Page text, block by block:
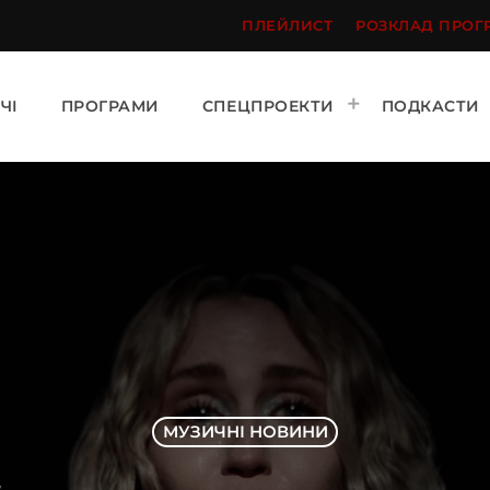
ПЛЕЙЛИСТ РОЗКЛАД
ПРОГРАМИ СПЕЦПРОЕКТИ ПОДКАСТИ
МУЗИЧНІ НОВИНИ